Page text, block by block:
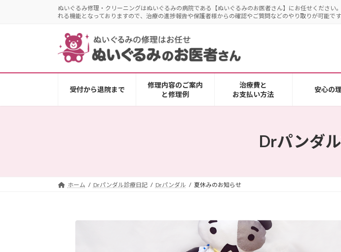
ス
ン
ぬいぐるみ修理・クリーニングはぬいぐるみの病院である【ぬいぐるみのお医者さん】にお任せくださ
れる機能となっておりますので、治療の進捗報告や保護者様からの確認やご質問などのやり取りが可能です
受付から退院まで
修理内容のご案内
と修理例
治療費と
お支払い方法
安心の
Drパンダ
ホーム Drパンダル診療日記 Drパンダル 夏休みのお知らせ